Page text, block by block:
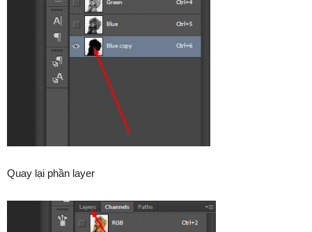
Quay lại phần layer